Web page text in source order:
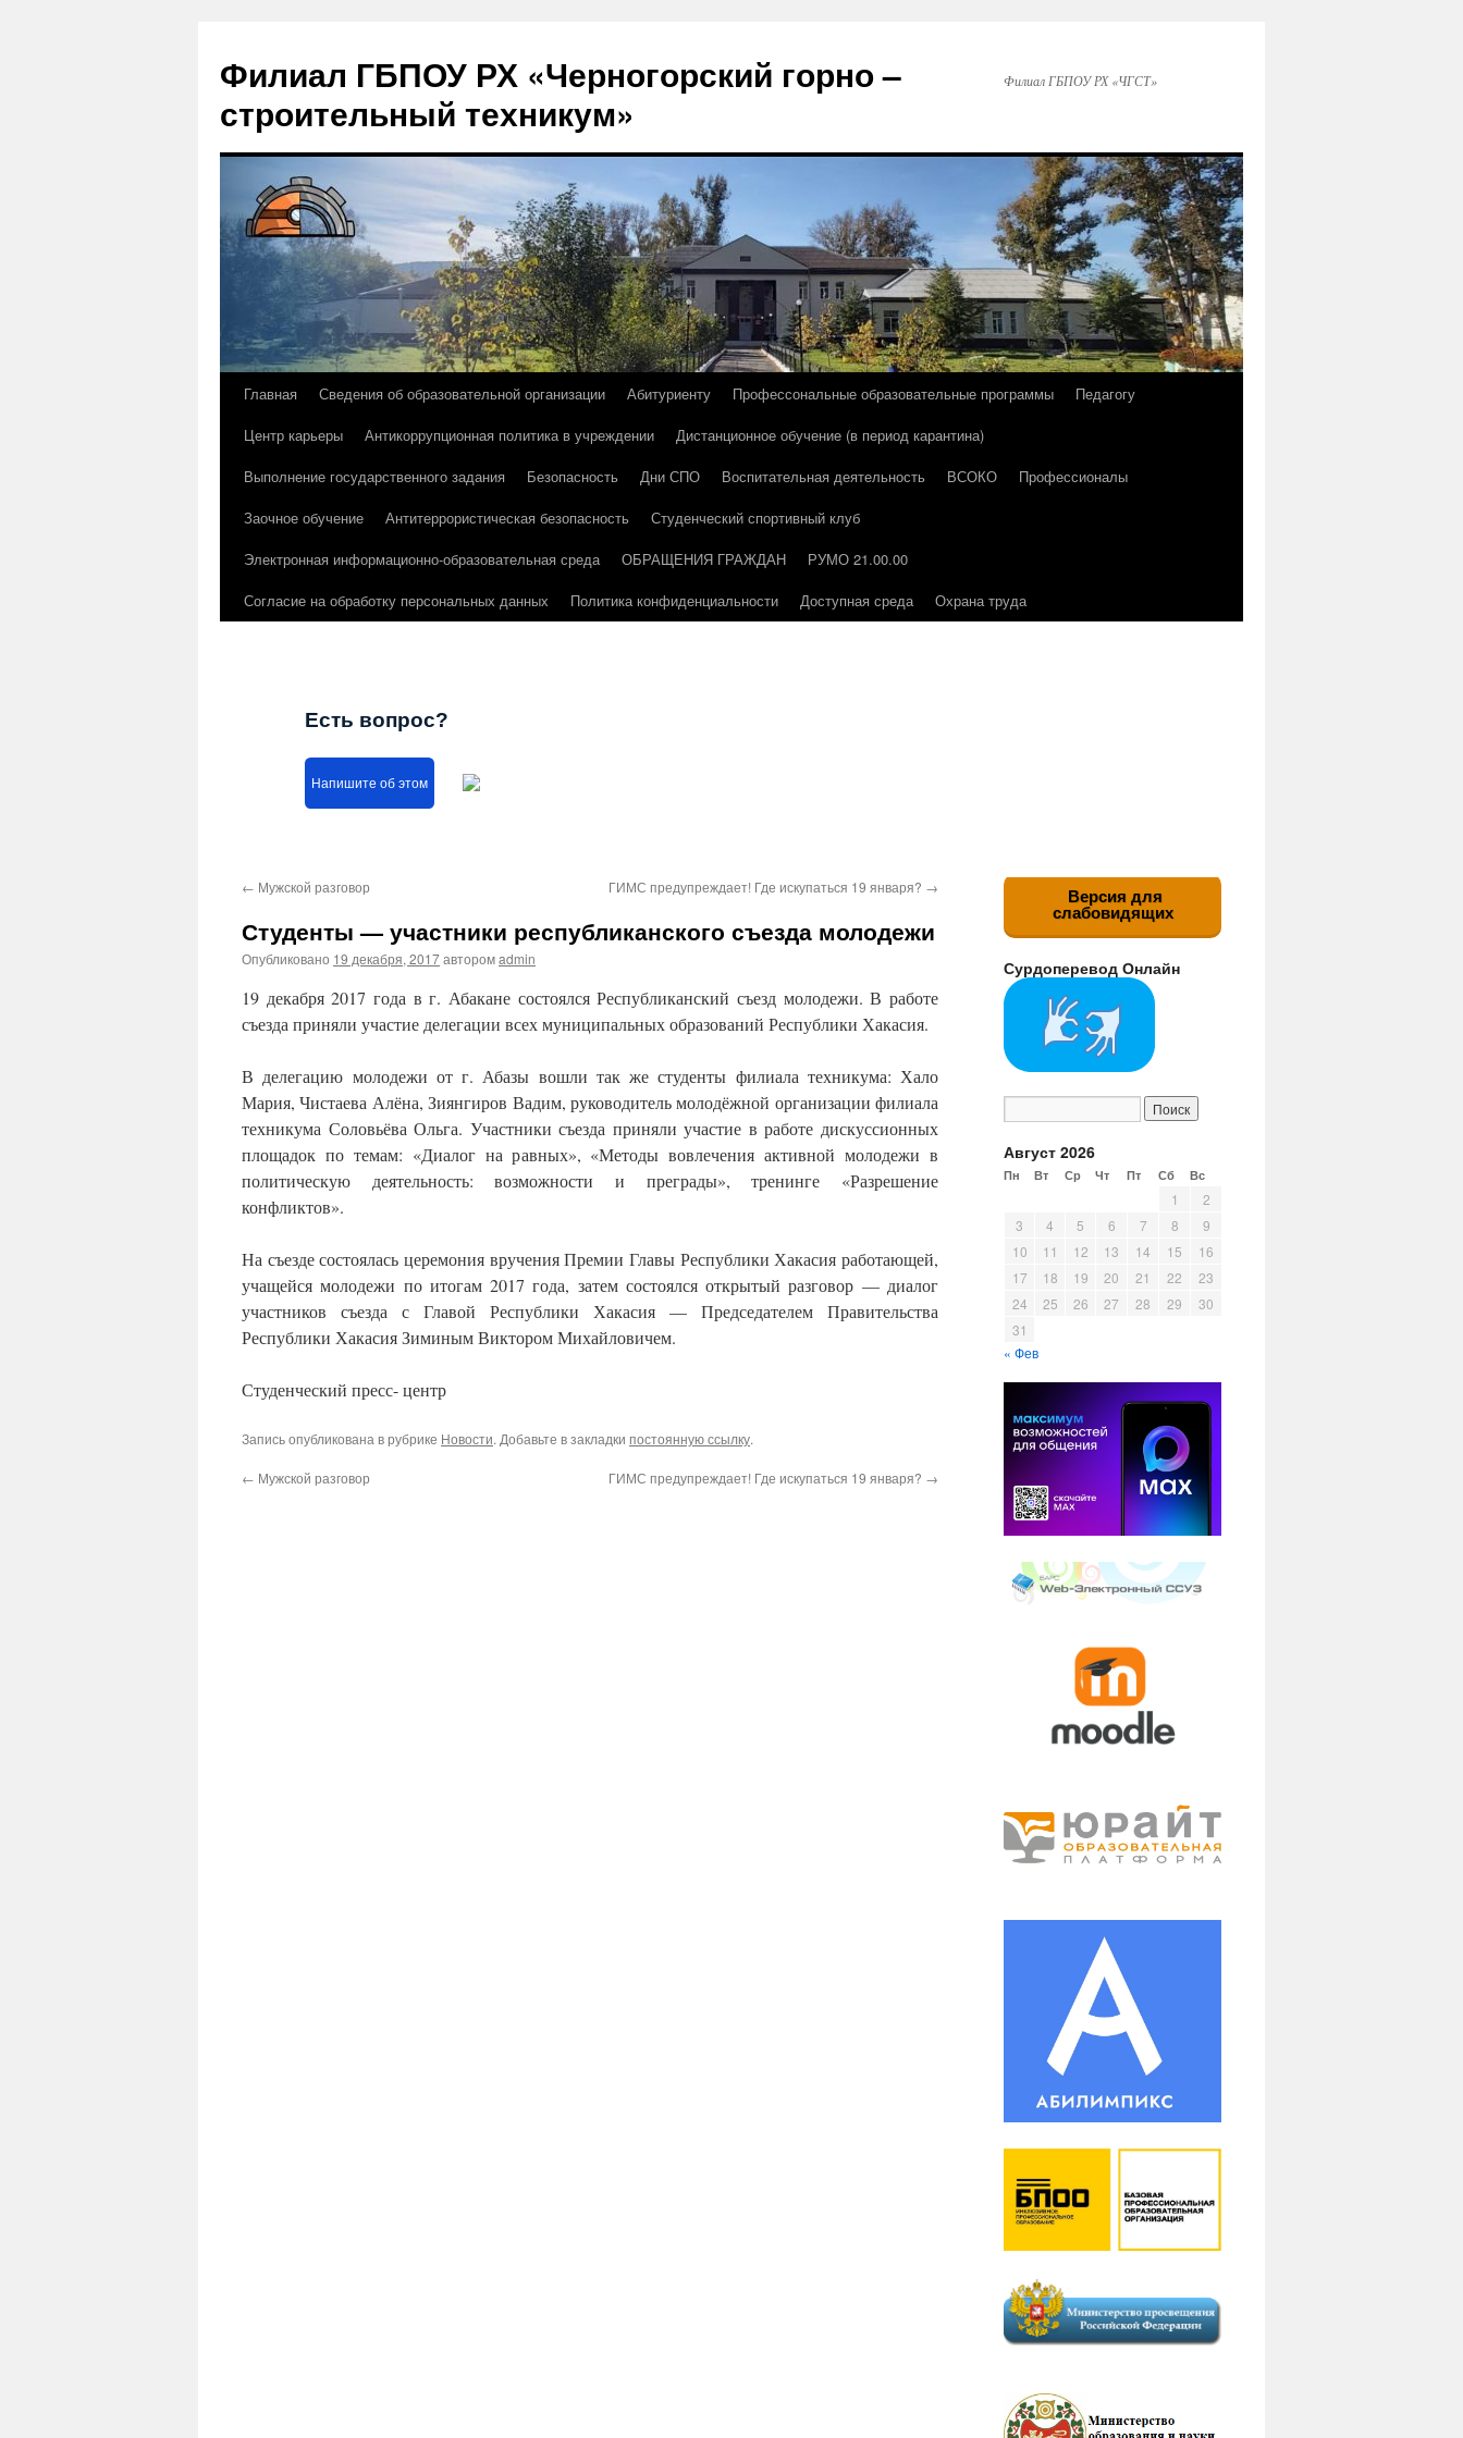
Филиал ГБПОУ РХ «Черногорский горно –
строительный техникум»
Филиал ГБПОУ РХ «ЧГСТ»
Перейти
содержимому
Главная Сведения об образовательной организации Абитуриенту Профессональные образовательные программы
Педагогу
Центр карьеры
Антикоррупционная политика в учреждении
Дистанционное обучение (в период карантина)
Выполнение государственного задания
Безопасность Дни СПО Воспитательная деятельность ВСОКО
Профессионалы
Заочное обучение
Антитеррористическая безопасность
Студенческий спортивный клуб
Электронная информационно-образовательная среда
ОБРАЩЕНИЯ ГРАЖДАН
РУМО 21.00.00
Согласие на обработку персональных данных
Политика конфиденциальности Доступная среда Охрана труда
Есть вопрос?
Напишите об этом
← Мужской разговор ГИМС предупреждает! Где искупаться 19 января? →
Студенты — участники республиканского съезда молодежи
Опубликовано 19 декабря, 2017авторомadmin
19 декабря 2017 года в г. Абакане состоялся Республиканский съезд молодежи. В работе
съезда приняли участие делегации всех муниципальных образований Республики Хакасия.
В делегацию молодежи от г. Абазы вошли так же студенты филиала техникума: Хало
Мария, Чистаева Алёна, Зиянгиров Вадим, руководитель молодёжной организации филиала
техникума Соловьёва Ольга. Участники съезда приняли участие в работе дискуссионных
площадок по темам: «Диалог на равных», «Методы вовлечения активной молодежи в
политическую деятельность: возможности и преграды», тренинге «Разрешение
конфликтов».
На съезде состоялась церемония вручения Премии Главы Республики Хакасия работающей,
учащейся молодежи по итогам 2017 года, затем состоялся открытый разговор — диалог
участников съезда с Главой Республики Хакасия — Председателем Правительства
Республики Хакасия Зиминым Виктором Михайловичем.
Студенческий пресс- центр
Запись опубликована в рубрике Новости. Добавьте в закладки постоянную ссылку.
← Мужской разговор ГИМС предупреждает! Где искупаться 19 января? →
Версия для
слабовидящих
Сурдоперевод Онлайн
Август 2026
Пн Вт Ср Чт Пт Сб Вс
1
2
3
4 5 6 7 8
9
10
11 12 13 14 15
16
17
18 19 20 21 22
23
24
25 26 27 28 29
30
31
« Фев